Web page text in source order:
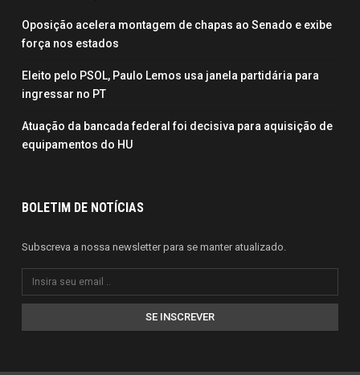
Oposição acelera montagem de chapas ao Senado e exibe
força nos estados
Eleito pelo PSOL, Paulo Lemos usa janela partidária para
ingressar no PT
Atuação da bancada federal foi decisiva para aquisição de
equipamentos do HU
BOLETIM DE NOTÍCIAS
Subscreva a nossa newsletter para se manter atualizado.
SE INSCREVER